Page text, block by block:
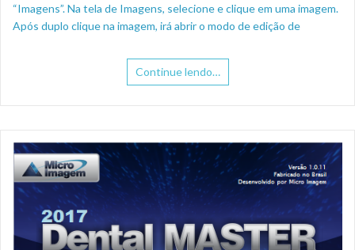
“Imagens”. Na tela de Imagens, selecione e clique em uma imagem.
Após duplo clique na imagem, irá abrir o modo de edição de
Continue lendo…